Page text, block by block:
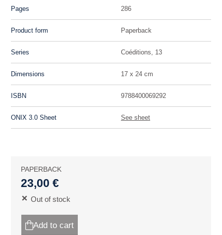
Pages 286
Product form Paperback
Series Coéditions, 13
Dimensions 17 x 24 cm
ISBN 9788400069292
ONIX 3.0 Sheet See sheet
PAPERBACK
23,00 €
Out of stock
Add to cart